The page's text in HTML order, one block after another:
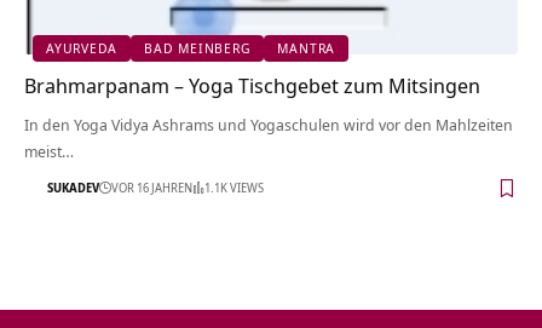
AYURVEDA BAD MEINBERG MANTRA
Brahmarpanam – Yoga Tischgebet zum Mitsingen
In den Yoga Vidya Ashrams und Yogaschulen wird vor den Mahlzeiten
meist…
SUKADEV VOR 16 JAHREN 1.1K VIEWS